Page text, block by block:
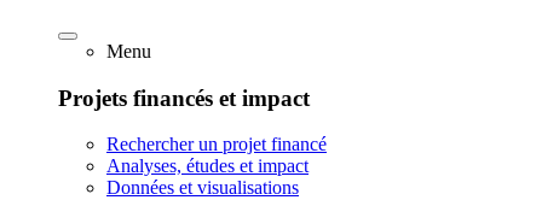
Menu
Projets financés et impact
Rechercher un projet financé
Analyses, études et impact
Données et visualisations